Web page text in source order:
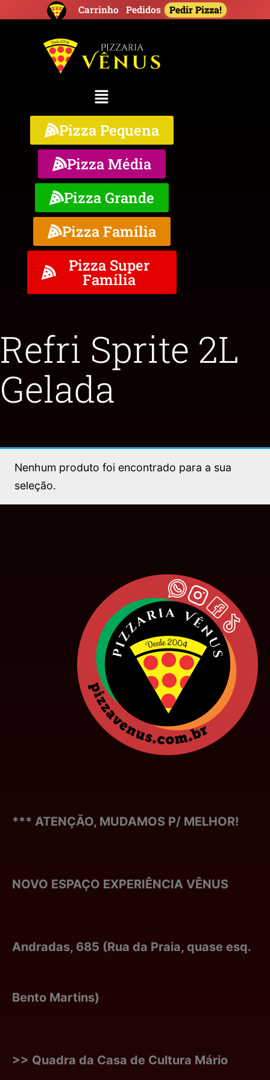
Pizza Pequena
Pizza Média
Pizza Grande
Pizza Família
Pizza Super
Família
Refri Sprite 2L
Gelada
Nenhum produto foi encontrado para a sua
seleção.
*** ATENÇÃO, MUDAMOS P/ MELHOR!
NOVO ESPAÇO EXPERIÊNCIA VÊNUS
Andradas, 685 (Rua da Praia, quase esq.
Bento Martins)
>> Quadra da Casa de Cultura Mário
Carrinho Pedidos Pedir Pizza!